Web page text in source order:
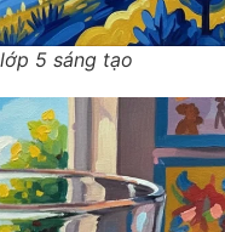
5 sáng tạo